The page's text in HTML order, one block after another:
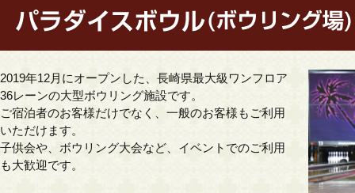
2019年12月にオープンした、 長崎県最大級ワンフロア
36レーンの大型ボウリング施設です。
ご宿泊者のお客様だけでなく、一般のお客様もご利用
いただけます。
子供会や、ボウリング大会など、イベントでのご利用
も大歓迎です。